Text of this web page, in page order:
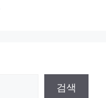
검색